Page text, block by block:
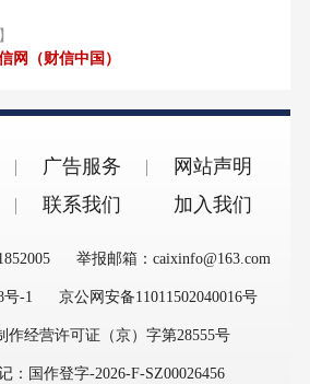
网（财信中国）
广告服务
网站声明
联系我们 加入我们
举报邮箱：caixinfo@163.com
号-1 京公网安备11011502040016号
作经营许可证（京）字第28555号
：国作登字-2026-F-SZ00026456